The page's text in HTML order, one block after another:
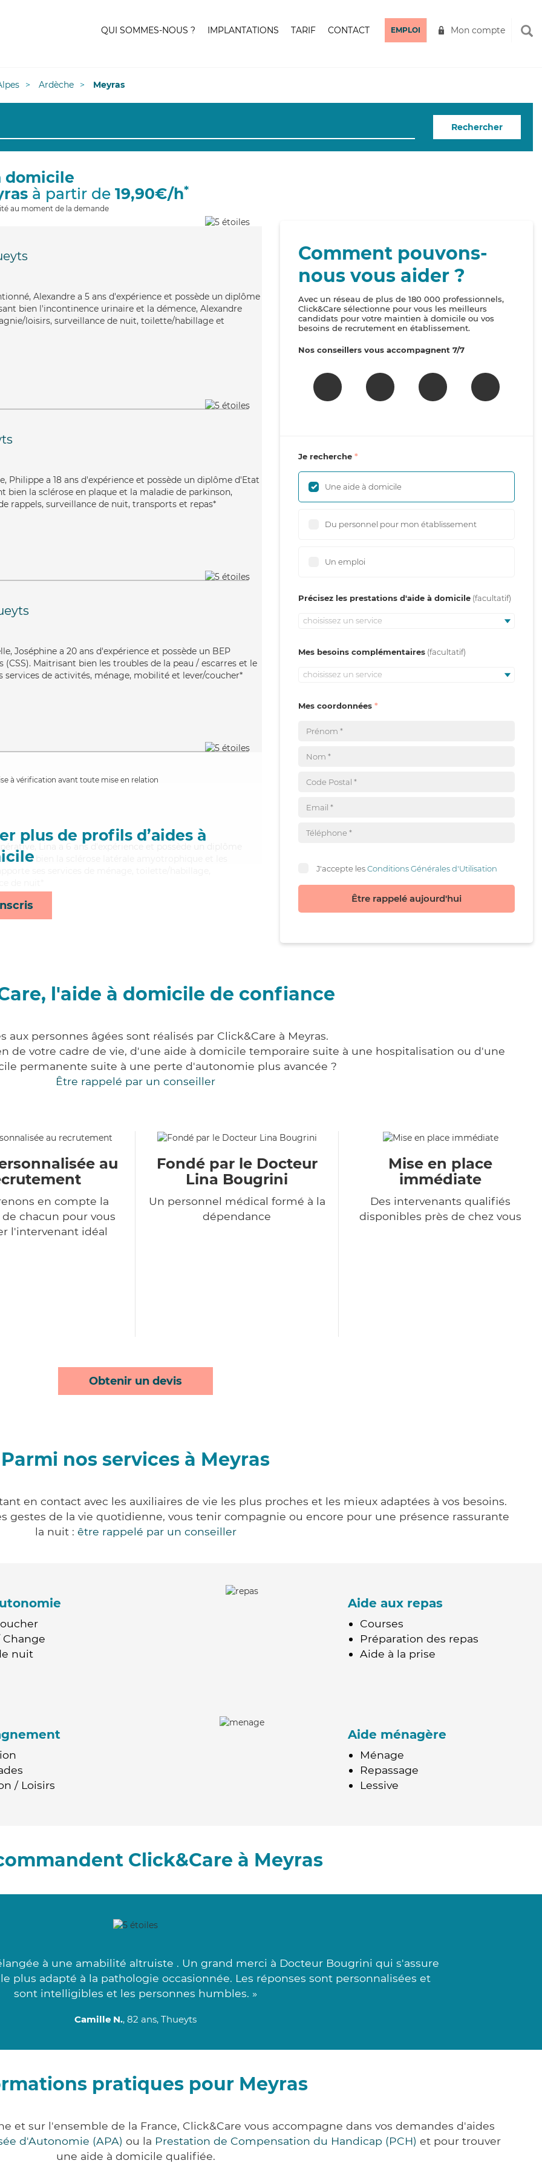
QUI SOMMES-NOUS ? IMPLANTATIONS TARIF CONTACT EMPLOI Mon compte
Ardèche Meyras
Rechercher
domicile
à partir de 19,90€/h*
au moment de la demande
Alexandre a 5 ans d'expérience et possède un diplôme
bien l'incontinence urinaire et la démence, Alexandre
loisirs, surveillance de nuit, toilette/habillage et
Philippe a 18 ans d'expérience et possède un diplôme d'Etat
bien la sclérose en plaque et la maladie de parkinson,
rappels, surveillance de nuit, transports et repas*
Joséphine a 20 ans d'expérience et possède un BEP
(CSS). Maitrisant bien les troubles de la peau / escarres et le
services de activités, ménage, mobilité et lever/coucher*
à vérification avant toute mise en relation
plus de profils d’aides à
Lina a 6 ans d'expérience et possède un diplôme
bien la sclérose latérale amyotrophique et les
Comment pouvons-
nous vous aider ?
Avec un réseau de plus de 180 000 professionnels,
Click&Care sélectionne pour vous les meilleurs
candidats pour votre maintien à domicile ou vos
besoins de recrutement en établissement.
Nos conseillers vous accompagnent 7/7
Je recherche
Une aide à domicile
Du personnel pour mon établissement
Un emploi
Précisez les prestations d'aide à domicile
choisissez un service
Mes besoins complémentaires
choisissez un service
Mes coordonnées
J'accepte lesConditions Générales d'Utilisation
Être rappelé aujourd'hui
l'aide à domicile de confiance
aux personnes âgées sont réalisés par Click&Care à Meyras.
de votre cadre de vie, d'une aide à domicile temporaire suite à une hospitalisation ou d'une
permanente suite à une perte d'autonomie plus avancée ?
Être rappelé par un conseiller
au
en compte la
chacun pour vous
l'intervenant idéal
Fondé par le Docteur
Lina Bougrini
Un personnel médical formé à la
dépendance
Mise en place
immédiate
Des intervenants qualifiés
disponibles près de chez vous
Obtenir un devis
Parmi nos services à Meyras
en contact avec les auxiliaires de vie les plus proches et les mieux adaptées à vos besoins.
gestes de la vie quotidienne, vous tenir compagnie ou encore pour une présence rassurante
la nuit : être rappelé par un conseiller
nuit
Aide aux repas
Courses
Préparation des repas
Aide à la prise
/ Loisirs
Aide ménagère
Ménage
Repassage
Lessive
Click&Care à Meyras
à une amabilité altruiste . Un grand merci à Docteur Bougrini qui s'assure
plus adapté à la pathologie occasionnée. Les réponses sont personnalisées et
sont intelligibles et les personnes humbles. »
Camille N., 82 ans, Thueyts
pratiques pour Meyras
et sur l'ensemble de la France, Click&Care vous accompagne dans vos demandes d'aides
d'Autonomie (APA) ou la Prestation de Compensation du Handicap (PCH) et pour trouver
une aide à domicile qualifiée.